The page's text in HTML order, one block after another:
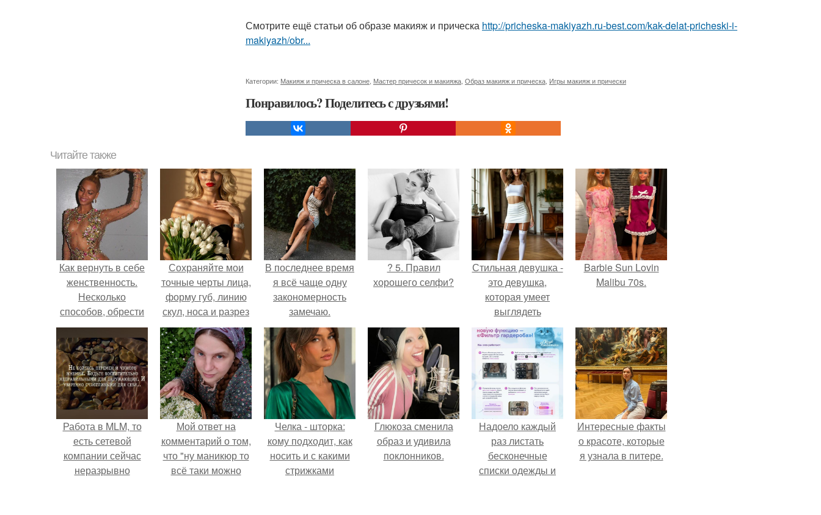
Смотрите ещё статьи об образе макияж и прическа http://pricheska-makiyazh.ru-best.com/kak-delat-pricheski-i-
makiyazh/obr...
Категории: Макияж и прическа в салоне Мастер причесок и макияжа Образ макияж и прическа Игры макияж и прически
Понравилось? Поделитесь с друзьями!
Читайте также
Как вернуть в себе
женственность.
Несколько
способов, обрести
женственность,
раскрыть её в себе,
вернуть себе
утраченную.
Сохраняйте мои
точные черты лица,
форму губ, линию
скул, носа и разрез
глаз.
В последнее время
я всё чаще одну
закономерность
замечаю.
? 5. Правил
хорошего селфи?
Стильная девушка -
это девушка,
которая умеет
выглядеть
привлекательно и
элегантно в любои
ситуации.
Barbie Sun Lovin
Malibu 70s.
Работа в MLM, то
есть сетевой
компании сейчас
неразрывно
Мой ответ на
комментарий о том,
что "ну маникюр то
всё таки можно
Челка - шторка:
кому подходит, как
носить и с какими
стрижками
Глюкоза сменила
образ и удивила
поклонников.
Надоело каждый
раз листать
бесконечные
списки одежды и
Интересные факты
о красоте, которые
я узнала в питере.